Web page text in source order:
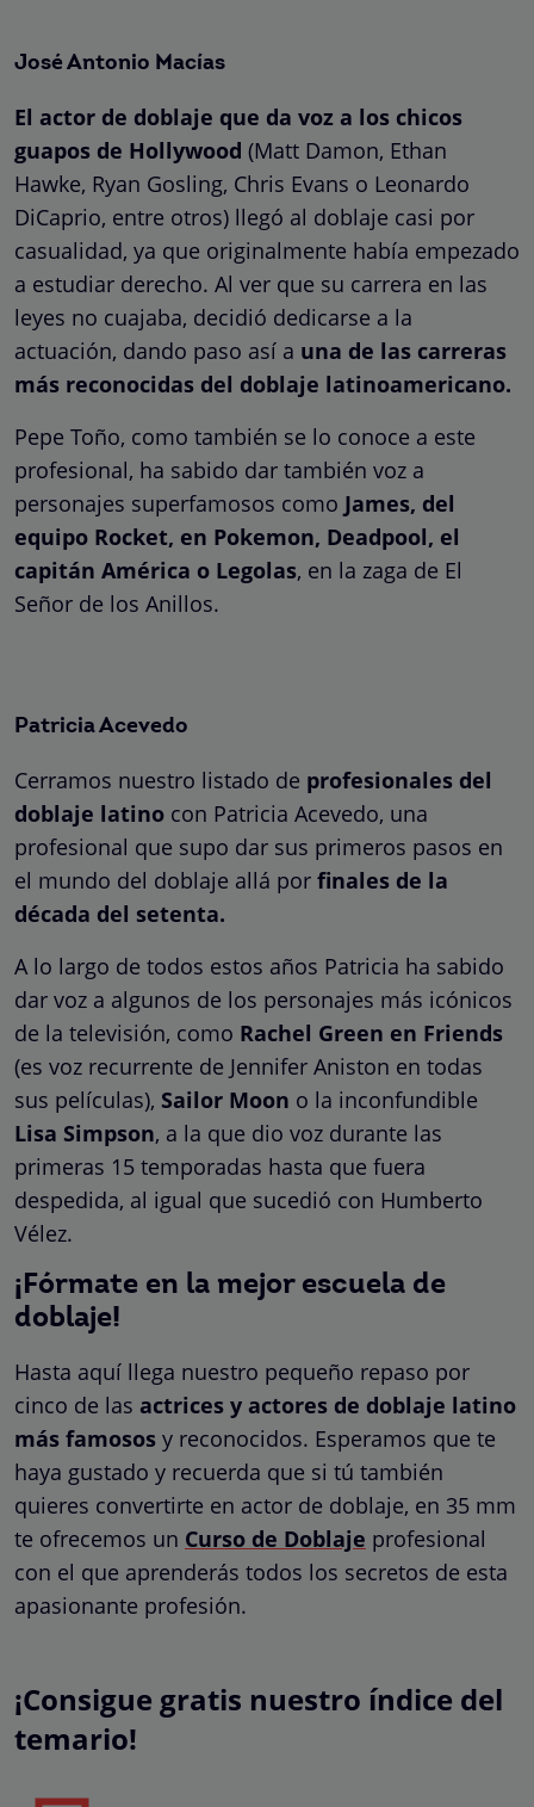
José Antonio Macías
El actor de doblaje que da voz a los chicos
guapos de Hollywood (Matt Damon, Ethan
Hawke, Ryan Gosling, Chris Evans o Leonardo
DiCaprio, entre otros) llegó al doblaje casi por
casualidad, ya que originalmente había empezado
a estudiar derecho. Al ver que su carrera en las
leyes no cuajaba, decidió dedicarse a la
actuación, dando paso así a una de las carreras
más reconocidas del doblaje latinoamericano.
Pepe Toño, como también se lo conoce a este
profesional, ha sabido dar también voz a
personajes superfamosos como James, del
equipo Rocket, en Pokemon, Deadpool, el
capitán América o Legolas, en la zaga de El
Señor de los Anillos.
Patricia Acevedo
Cerramos nuestro listado de profesionales del
doblaje latino con Patricia Acevedo, una
profesional que supo dar sus primeros pasos en
el mundo del doblaje allá por finales de la
década del setenta.
A lo largo de todos estos años Patricia ha sabido
dar voz a algunos de los personajes más icónicos
de la televisión, como Rachel Green en Friends
(es voz recurrente de Jennifer Aniston en todas
sus películas), Sailor Moon o la inconfundible
Lisa Simpson, a la que dio voz durante las
primeras 15 temporadas hasta que fuera
despedida, al igual que sucedió con Humberto
Vélez.
¡Fórmate en la mejor escuela de
doblaje!
Hasta aquí llega nuestro pequeño repaso por
cinco de las actrices y actores de doblaje latino
más famosos y reconocidos. Esperamos que te
haya gustado y recuerda que si tú también
quieres convertirte en actor de doblaje, en 35 mm
te ofrecemos un Curso de Doblaje profesional
con el que aprenderás todos los secretos de esta
apasionante profesión.
¡Consigue gratis nuestro índice del
temario!